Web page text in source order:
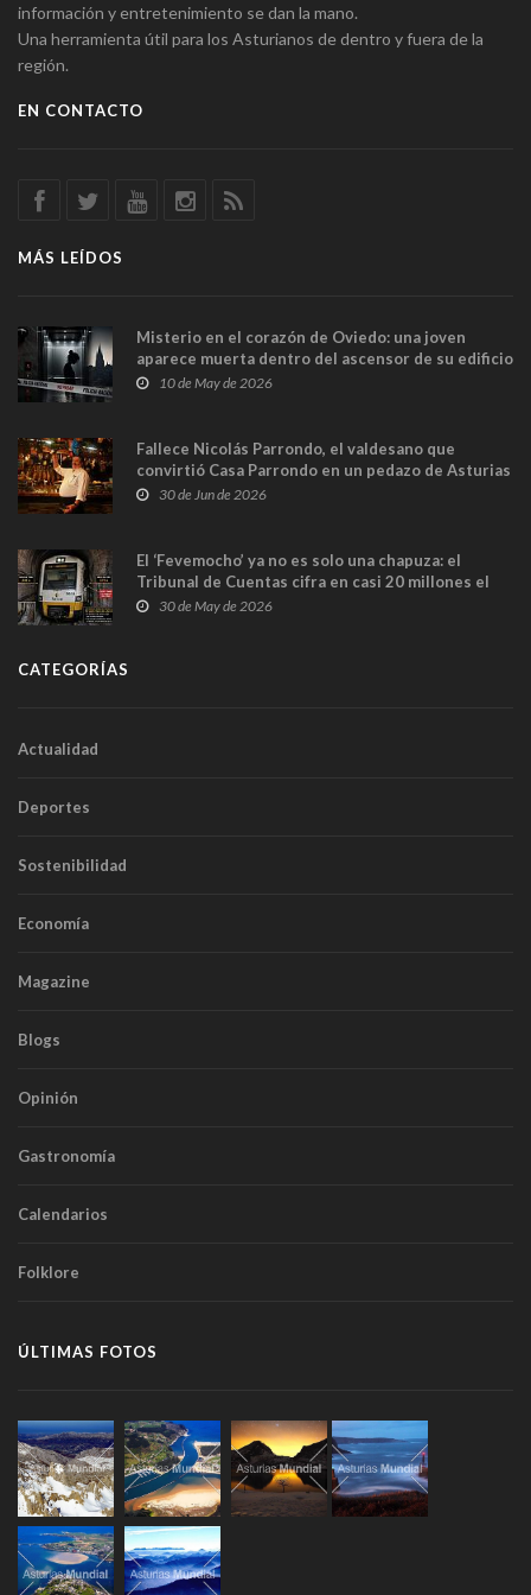
información y entretenimiento se dan la mano.
Una herramienta útil para los Asturianos de dentro y fuera de la
región.
EN CONTACTO
MÁS LEÍDOS
Misterio en el corazón de Oviedo: una joven
aparece muerta dentro del ascensor de su edificio
y las cámaras captan sus últimos minutos
10 de May de 2026
Fallece Nicolás Parrondo, el valdesano que
convirtió Casa Parrondo en un pedazo de Asturias
en Madrid
30 de Jun de 2026
El ‘Fevemocho’ ya no es solo una chapuza: el
Tribunal de Cuentas cifra en casi 20 millones el
sobrecoste de los trenes que no cabían por los
30 de May de 2026
CATEGORÍAS
Actualidad
Deportes
Sostenibilidad
Economía
Magazine
Blogs
Opinión
Gastronomía
Calendarios
Folklore
ÚLTIMAS FOTOS